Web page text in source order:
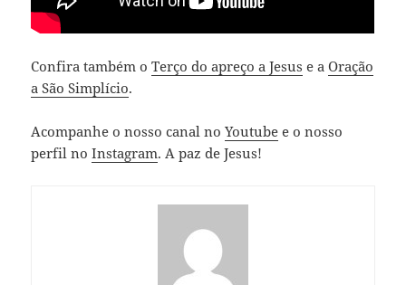
Confira também oTerço do apreço a Jesus e aOração
a São Simplício.
Acompanhe o nosso canal noYoutube e o nosso
perfil noInstagram. A paz de Jesus!